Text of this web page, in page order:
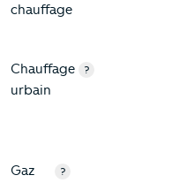
chauffage
Chauffage
urbain
?
Gaz
?